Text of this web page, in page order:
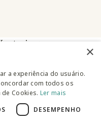
×
a experiência do usuário.
com todos os
Cookies. Ler mais
DESEMPENHO